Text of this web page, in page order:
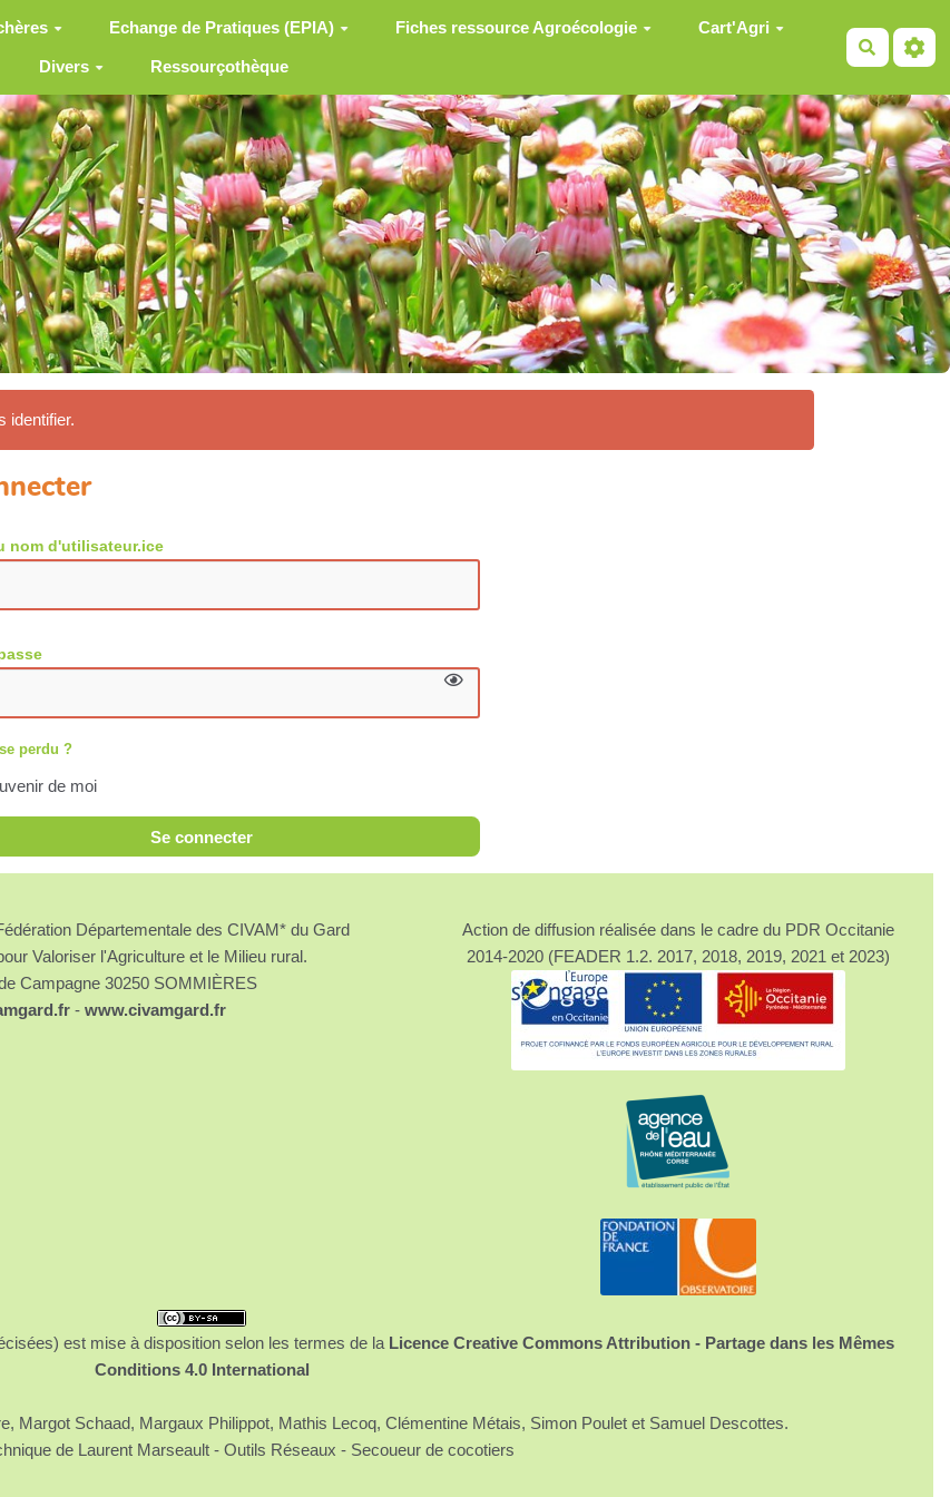
Echange de Pratiques (EPIA) Fiches ressource Agroécologie Cart'Agri
Divers Ressourçothèque
identifier.
nom d'utilisateur.ice
perdu ?
de moi
Se connecter
Départementale des CIVAM* du Gard
Valoriser l'Agriculture et le Milieu rural.
Campagne 30250 SOMMIÈRES
- www.civamgard.fr
Action de diffusion réalisée dans le cadre du PDR Occitanie
2014-2020 (FEADER 1.2. 2017, 2018, 2019, 2021 et 2023)
est mise à disposition selon les termes de la Licence Creative Commons Attribution - Partage dans les Mêmes
Conditions 4.0 International
Margot Schaad, Margaux Philippot, Mathis Lecoq, Clémentine Métais, Simon Poulet et Samuel Descottes.
de Laurent Marseault - Outils Réseaux - Secoueur de cocotiers